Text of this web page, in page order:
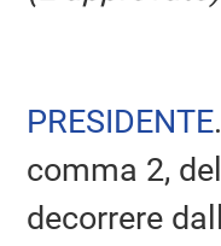
PRESIDENTE
comma 2,
decorrere